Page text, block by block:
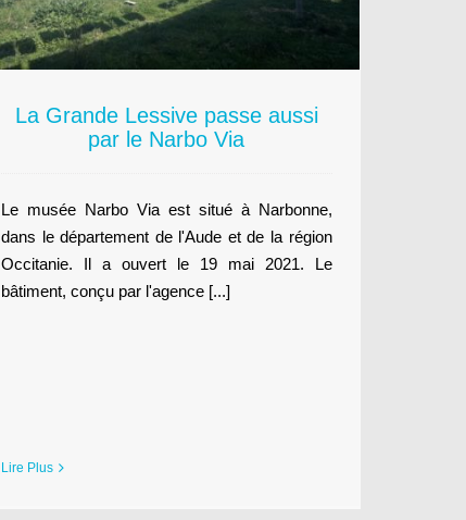
La Grande Lessive passe aussi
par le Narbo Via
Le musée Narbo Via est situé à Narbonne,
dans le département de l'Aude et de la région
Occitanie. Il a ouvert le 19 mai 2021. Le
bâtiment, conçu par l'agence [...]
Lire Plus